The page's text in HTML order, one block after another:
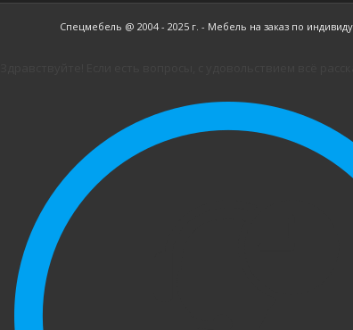
Спецмебель @ 2004 - 2025 г. - Мебель на заказ по